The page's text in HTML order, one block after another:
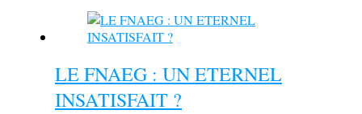
LE FNAEG : UN ETERNEL
INSATISFAIT ?